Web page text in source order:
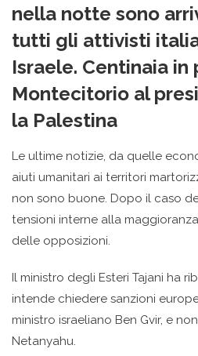
nella notte sono
tutti gli attivisti
Israele. Centinaia in
Montecitorio al
la Palestina
Le ultime notizie, da quelle
aiuti umanitari ai territori
non sono buone. Dopo il caso
tensioni interne alla
delle opposizioni.
Il ministro degli Esteri Tajani ha
intende chiedere sanzioni
ministro israeliano Ben Gvir, e
Netanyahu.